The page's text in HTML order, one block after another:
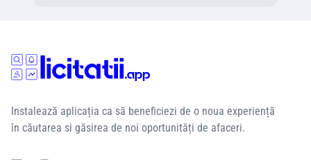
Instalează aplicația ca să beneficiezi de o noua experiență
în căutarea si găsirea de noi oportunități de afaceri.